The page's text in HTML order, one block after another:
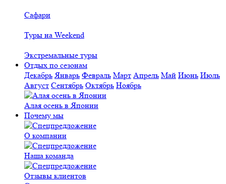
Сафари
Туры на Weekend
Экстремальные туры
Отдых по сезонам
Декабрь Январь Февраль Март Апрель Май Июнь Июль
Август Сентябрь Октябрь Ноябрь
Алая осень в Японии
Почему мы
О компании
Наша команда
Отзывы клиентов